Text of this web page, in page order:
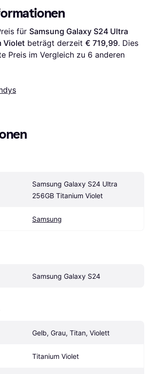
für Samsung Galaxy S24 Ultra
Violet beträgt derzeit € 719,99. Dies
Preis im Vergleich zu 6 anderen
Samsung Galaxy S24 Ultra
256GB Titanium Violet
Samsung
Samsung Galaxy S24
Gelb, Grau, Titan, Violett
Titanium Violet